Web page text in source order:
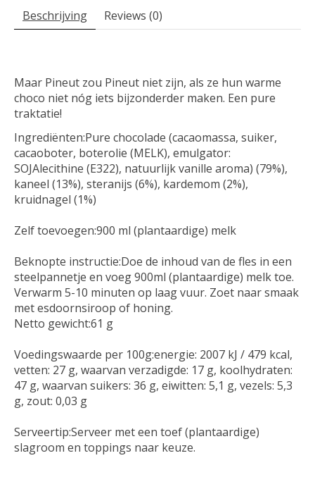
Beschrijving Reviews (0)
Maar Pineut zou Pineut niet zijn, als ze hun warme
choco niet nóg iets bijzonderder maken. Een pure
traktatie!
Ingrediënten:Pure chocolade (cacaomassa, suiker,
cacaoboter, boterolie (MELK), emulgator:
SOJAlecithine (E322), natuurlijk vanille aroma) (79%),
kaneel (13%), steranijs (6%), kardemom (2%),
kruidnagel (1%)
Zelf toevoegen:900 ml (plantaardige) melk
Beknopte instructie:Doe de inhoud van de fles in een
steelpannetje en voeg 900ml (plantaardige) melk toe.
Verwarm 5-10 minuten op laag vuur. Zoet naar smaak
met esdoornsiroop of honing.
Netto gewicht:61 g
Voedingswaarde per 100g:energie: 2007 kJ / 479 kcal,
vetten: 27 g, waarvan verzadigde: 17 g, koolhydraten:
47 g, waarvan suikers: 36 g, eiwitten: 5,1 g, vezels: 5,3
g, zout: 0,03 g
Serveertip:Serveer met een toef (plantaardige)
slagroom en toppings naar keuze.